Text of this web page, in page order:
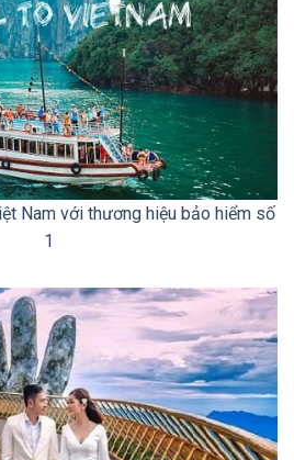
Nam với thương hiệu bảo hiểm số
1